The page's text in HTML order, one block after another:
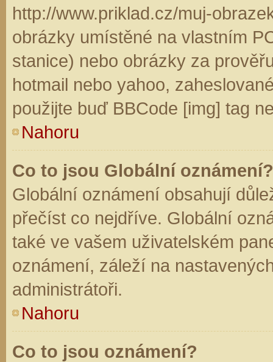
http://www.priklad.cz/muj-
obrázky umístěné na vlastním
stanice) nebo obrázky za
hotmail nebo yahoo,
použijte buď BBCode [img] tag
Nahoru
Co to jsou Globální oznámení?
Globální oznámení obsahují
přečíst co nejdříve. Globální
také ve vašem uživatelském
oznámení, záleží na
administrátoři.
Nahoru
Co to jsou oznámení?